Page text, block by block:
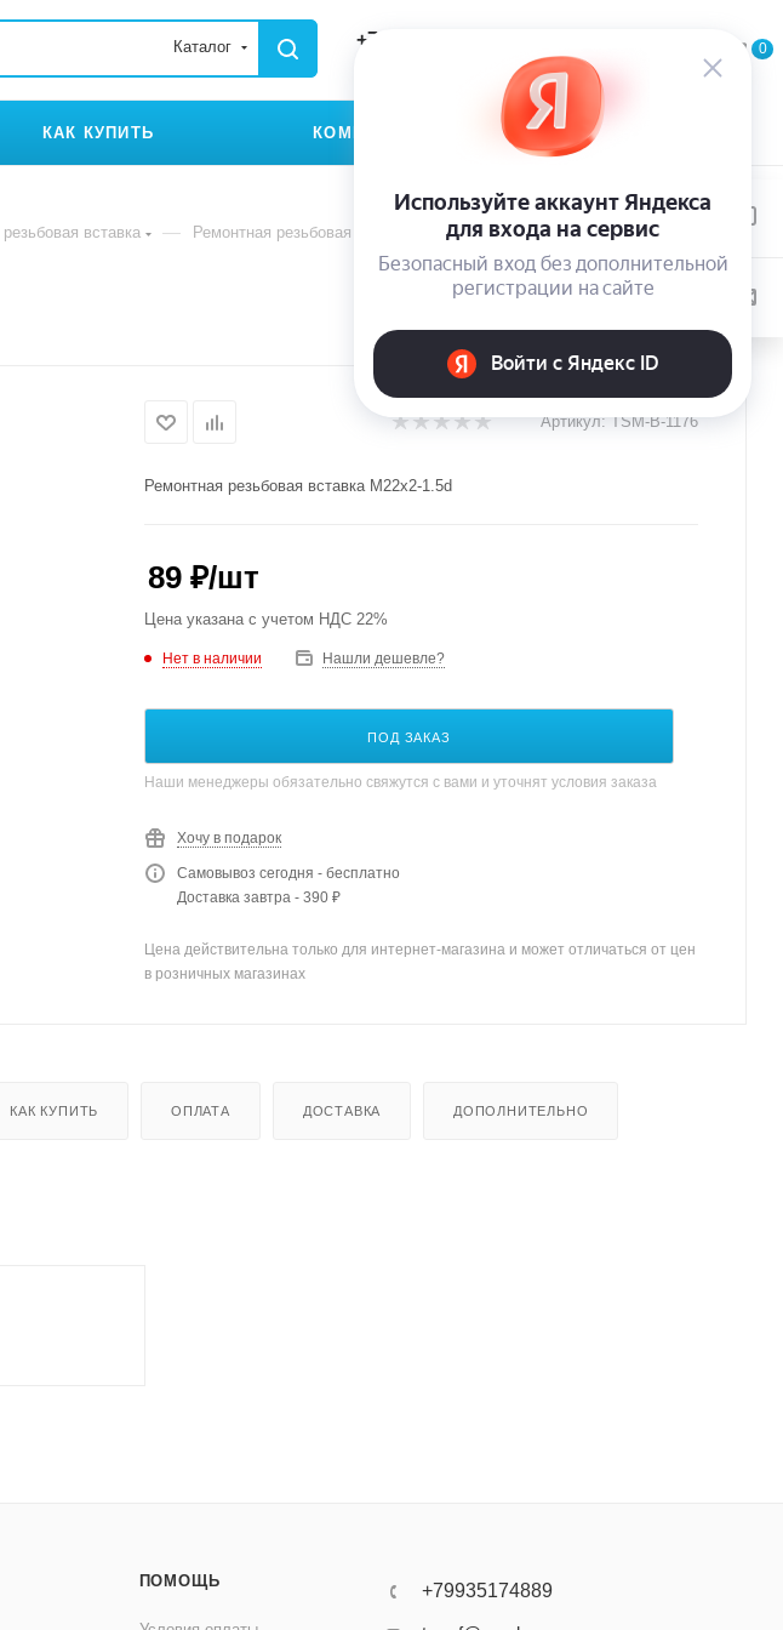
Каталог +79935174889 0
КАК КУПИТЬ КОМПАНИЯ КОНТАКТЫ
вставка — Ремонтная резьбовая вставка M22x2-1.5d
Артикул: TSM-B-1176
Ремонтная резьбовая вставка M22x2-1.5d
89 ₽/шт
Цена указана с учетом НДС 22%
Нет в наличии Нашли дешевле?
ПОД ЗАКАЗ
Наши менеджеры обязательно свяжутся с вами и уточнят условия заказа
Хочу в подарок
Самовывоз сегодня - бесплатно
Доставка завтра - 390 ₽
Цена действительна только для интернет-магазина и может отличаться от цен
в розничных магазинах
КАК КУПИТЬ ОПЛАТА ДОСТАВКА ДОПОЛНИТЕЛЬНО
ПОМОЩЬ +79935174889